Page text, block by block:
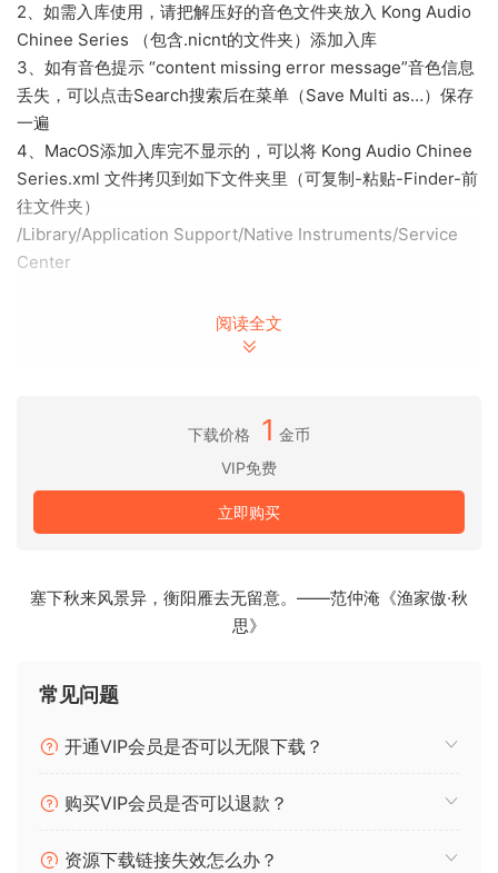
2、如需入库使用，请把解压好的音色文件夹放入 Kong Audio
Chinee Series （包含.nicnt的文件夹）添加入库
3、如有音色提示 “content missing error message”音色信息
丢失，可以点击Search搜索后在菜单（Save Multi as…）保存
一遍
4、MacOS添加入库完不显示的，可以将 Kong Audio Chinee
Series.xml 文件拷贝到如下文件夹里（可复制-粘贴-Finder-前
往文件夹）
/Library/Application Support/Native Instruments/Service
Center
此为完整套装，一共有24件乐器
支持win7/8/10/mac
Kong Audio Chinee Series 是经典空音吹拉弹打民乐的民间
Kontakt 转录版本，包含 24 件传统中国民族乐器采样音色库，
缩包文件，方便只需要某一两件乐器音色的朋友，可以单独下
Kong Audio Chinese Series.xml
Kong Audio Chinese Series.nicnt
音色库压缩包：
阅读全文
下载价格 1 金币
VIP免费
立即购买
塞下秋来风景异，衡阳雁去无留意。——范仲淹《渔家傲·秋
思》
常见问题
开通VIP会员是否可以无限下载？
购买VIP会员是否可以退款？
资源下载链接失效怎么办？